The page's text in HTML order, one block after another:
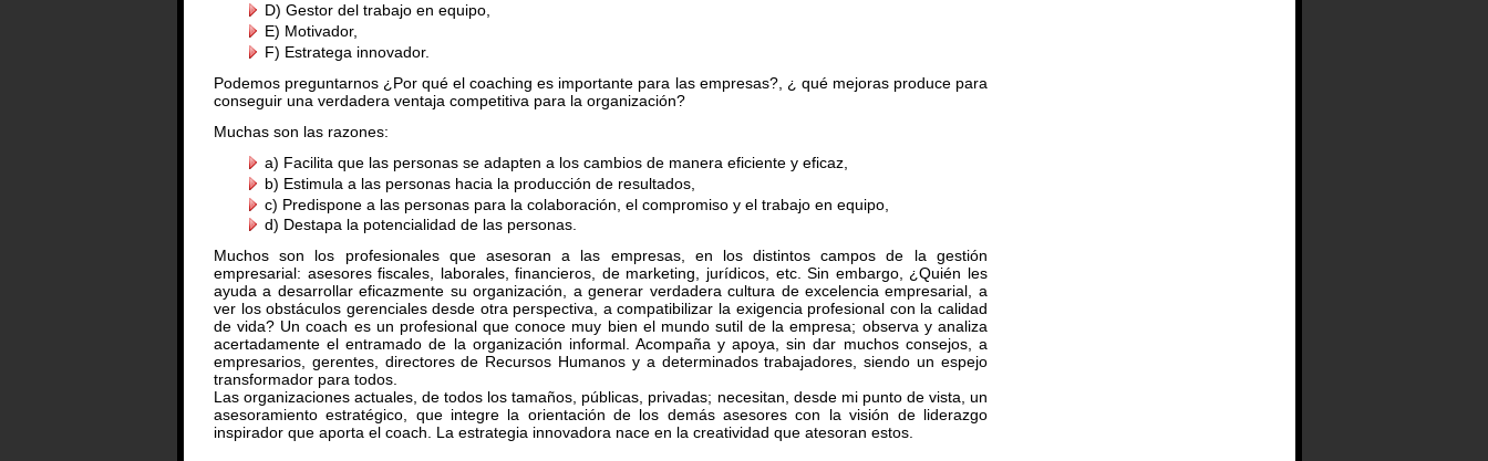
D) Gestor del trabajo en equipo,
E) Motivador,
F) Estratega innovador.
Podemos preguntarnos ¿Por qué el coaching es importante para las empresas?, ¿ qué mejoras produce para
conseguir una verdadera ventaja competitiva para la organización?
Muchas son las razones:
a) Facilita que las personas se adapten a los cambios de manera eficiente y eficaz,
b) Estimula a las personas hacia la producción de resultados,
c) Predispone a las personas para la colaboración, el compromiso y el trabajo en equipo,
d) Destapa la potencialidad de las personas.
Muchos son los profesionales que asesoran a las empresas, en los distintos campos de la gestión
empresarial: asesores fiscales, laborales, financieros, de marketing, jurídicos, etc. Sin embargo, ¿Quién les
ayuda a desarrollar eficazmente su organización, a generar verdadera cultura de excelencia empresarial, a
ver los obstáculos gerenciales desde otra perspectiva, a compatibilizar la exigencia profesional con la calidad
de vida? Un coach es un profesional que conoce muy bien el mundo sutil de la empresa; observa y analiza
acertadamente el entramado de la organización informal. Acompaña y apoya, sin dar muchos consejos, a
empresarios, gerentes, directores de Recursos Humanos y a determinados trabajadores, siendo un espejo
transformador para todos.
Las organizaciones actuales, de todos los tamaños, públicas, privadas; necesitan, desde mi punto de vista, un
asesoramiento estratégico, que integre la orientación de los demás asesores con la visión de liderazgo
inspirador que aporta el coach. La estrategia innovadora nace en la creatividad que atesoran estos.